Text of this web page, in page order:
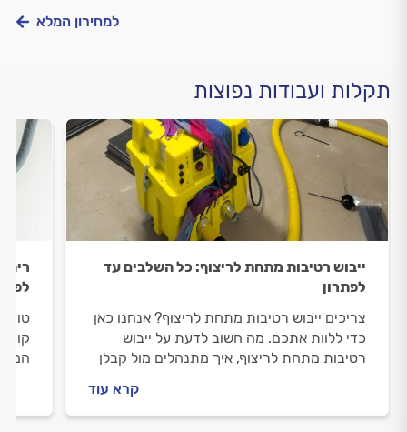
למחירון המלא
תקלות ועבודות נפוצות
ייבוש רטיבות מתחת לריצוף: כל השלבים עד
לפתרון
צריכים ייבוש רטיבות מתחת לריצוף? אנחנו כאן
כדי ללוות אתכם. מה חשוב לדעת על ייבוש
רטיבות מתחת לריצוף, איך מתנהלים מול קבלן
קרא עוד
ריח